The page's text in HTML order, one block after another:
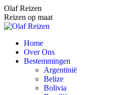
Spring
naar
content
Olaf Reizen
Reizen op maat
Home
Over Ons
Bestemmingen
Argentinië
Belize
Bolivia